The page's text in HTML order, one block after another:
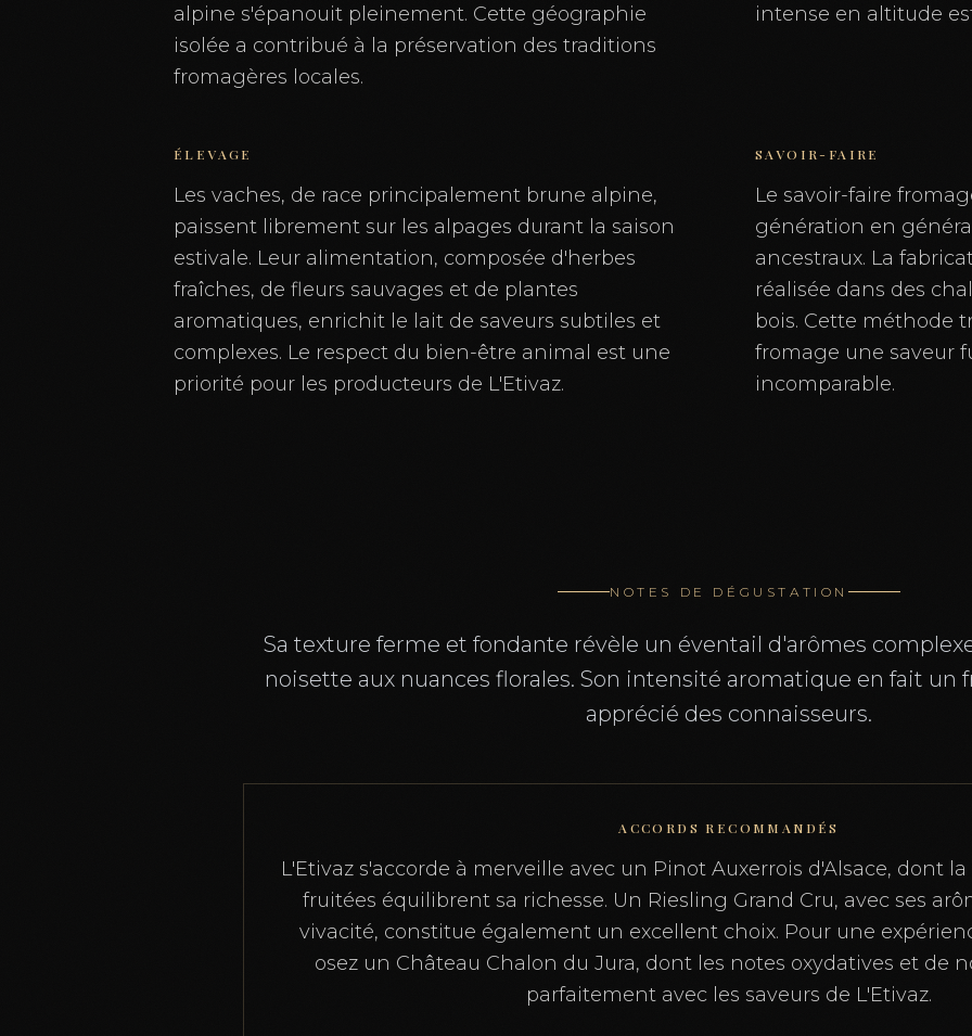
alpine s'épanouit pleinement. Cette géographie
isolée a contribué à la préservation des traditions
fromagères locales.
intense en altitude
ÉLEVAGE
Les vaches, de race principalement brune alpine,
paissent librement sur les alpages durant la saison
estivale. Leur alimentation, composée d'herbes
fraîches, de fleurs sauvages et de plantes
aromatiques, enrichit le lait de saveurs subtiles et
complexes. Le respect du bien-être animal est une
priorité pour les producteurs de L'Etivaz.
SAVOIR-FAIRE
Le savoir-faire
génération en
ancestraux. La
réalisée dans des
bois. Cette méthode
fromage une saveur
incomparable.
NOTES DE DÉGUSTATION
Sa texture ferme et fondante révèle un éventail d'arômes
noisette aux nuances florales. Son intensité aromatique en fait un
apprécié des connaisseurs.
ACCORDS RECOMMANDÉS
L'Etivaz s'accorde à merveille avec un Pinot Auxerrois d'Alsace, dont
fruitées équilibrent sa richesse. Un Riesling Grand Cru, avec ses
vivacité, constitue également un excellent choix. Pour une
osez un Château Chalon du Jura, dont les notes oxydatives et de
parfaitement avec les saveurs de L'Etivaz.